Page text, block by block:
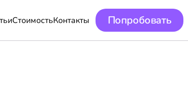
СтоимостьКонтакты Попробовать